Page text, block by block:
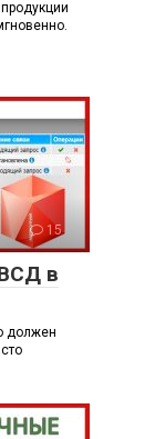
15
в
должен